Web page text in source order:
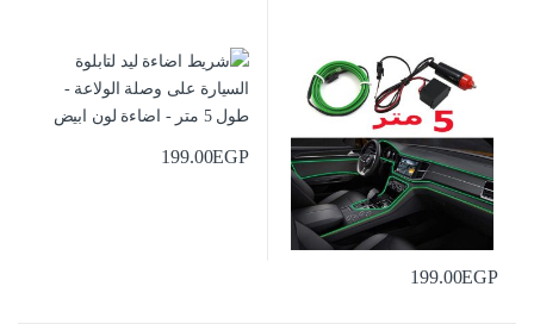
199.00EGP
199.00EGP